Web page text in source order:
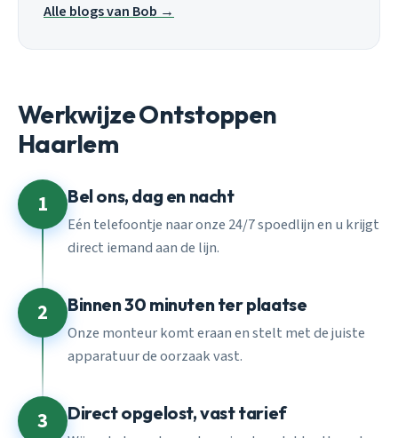
Alle blogs van Bob →
Werkwijze Ontstoppen
Haarlem
1 Bel ons, dag en nacht
Eén telefoontje naar onze 24/7 spoedlijn en u krijgt
direct iemand aan de lijn.
2 Binnen 30 minuten ter plaatse
Onze monteur komt eraan en stelt met de juiste
apparatuur de oorzaak vast.
3 Direct opgelost, vast tarief